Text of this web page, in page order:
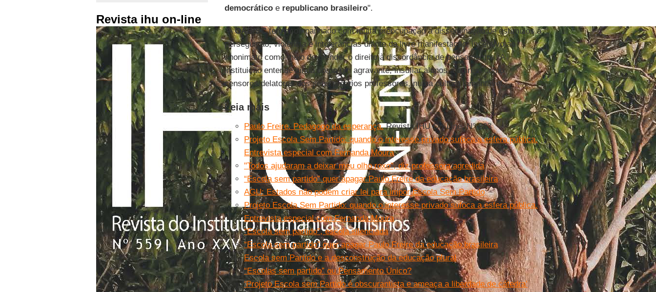
Revista ihu on-line
democráticoe republicano brasileiro".
"AOAB/SCtem acompanhado com muita preocupação a disseminação de estímulos à
perseguição, violência e intolerâncias diante da livre manifestação, incentivo ao
anonimato como meio de ofender o direito à discordância de pensamentos. A
instituição entende ainda como um agravante, insuflar alunos a agirem como
censores/delatores dos seus próprios professores, numa cultura lamentável."
Leia mais
Paulo Freire. Pedagogo da esperança.Revista IHU On-Line, N° 223
Projeto Escola Sem Partido: quando o interesse privado sufoca a esfera pública.
Entrevista especial com Fernanda Moura
"Todos ajudaram a deixar meu olho roxo", diz professora agredida
“Escola sem partido” quer apagar Paulo Freire da educação brasileira
AGU: Estados não podem criar lei para impor Escola Sem Partido
Projeto Escola Sem Partido: quando o interesse privado sufoca a esfera pública.
Entrevista especial com Fernanda Moura
“Escola sem partido”, escola silenciada
“Escola sem partido” quer apagar Paulo Freire da educação brasileira
Escola sem Partido e a desconstrução da educação plural
“Escolas sem partido” ou Pensamento Único?
‘Projeto Escola sem Partido é obscurantista e ameaça a liberdade de cátedra’